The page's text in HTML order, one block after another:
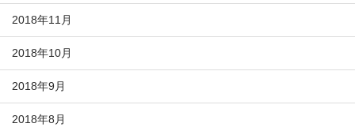
2018年11月
2018年10月
2018年9月
2018年8月